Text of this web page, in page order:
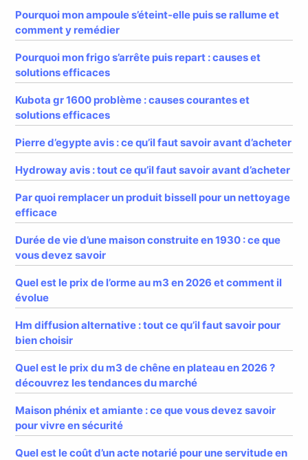
Pourquoi mon ampoule s’éteint-elle puis se rallume et
comment y remédier
Pourquoi mon frigo s’arrête puis repart : causes et
solutions efficaces
Kubota gr 1600 problème : causes courantes et
solutions efficaces
Pierre d’egypte avis : ce qu’il faut savoir avant d’acheter
Hydroway avis : tout ce qu’il faut savoir avant d’acheter
Par quoi remplacer un produit bissell pour un nettoyage
efficace
Durée de vie d’une maison construite en 1930 : ce que
vous devez savoir
Quel est le prix de l’orme au m3 en 2026 et comment il
évolue
Hm diffusion alternative : tout ce qu’il faut savoir pour
bien choisir
Quel est le prix du m3 de chêne en plateau en 2026 ?
découvrez les tendances du marché
Maison phénix et amiante : ce que vous devez savoir
pour vivre en sécurité
Quel est le coût d’un acte notarié pour une servitude en